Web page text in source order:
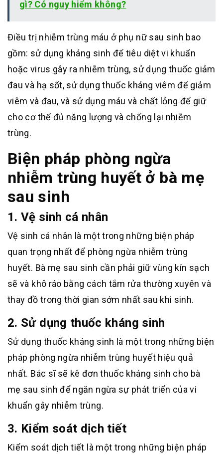
gì? Có nguy hiểm không?
Điều trị nhiễm trùng máu ở phụ nữ sau sinh bao
gồm: sử dụng kháng sinh để tiêu diệt vi khuẩn
hoặc virus gây ra nhiễm trùng, sử dụng thuốc giảm
đau và hạ sốt, sử dụng thuốc kháng viêm để giảm
viêm và đau, và sử dụng máu và chất lỏng để giữ
cho cơ thể đủ năng lượng và chống lại nhiễm
trùng.
Biện pháp phòng ngừa
nhiễm trùng huyết ở bà mẹ
sau sinh
1. Vệ sinh cá nhân
Vệ sinh cá nhân là một trong những biện pháp
quan trọng nhất để phòng ngừa nhiễm trùng
huyết. Bà mẹ sau sinh cần phải giữ vùng kín sạch
sẽ và khô ráo bằng cách tắm rửa thường xuyên và
thay đồ trong thời gian sớm nhất sau khi sinh.
2. Sử dụng thuốc kháng sinh
Sử dụng thuốc kháng sinh là một trong những biện
pháp phòng ngừa nhiễm trùng huyết hiệu quả
nhất. Bác sĩ sẽ kê đơn thuốc kháng sinh cho bà
mẹ sau sinh để ngăn ngừa sự phát triển của vi
khuẩn gây nhiễm trùng.
3. Kiểm soát dịch tiết
Kiểm soát dịch tiết là một trong những biện pháp